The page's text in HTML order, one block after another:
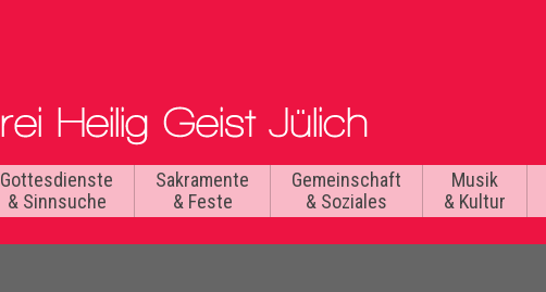
Gottesdienste
& Sinnsuche
Sakramente
& Feste
Gemeinschaft
& Soziales
Musik
& Kultur